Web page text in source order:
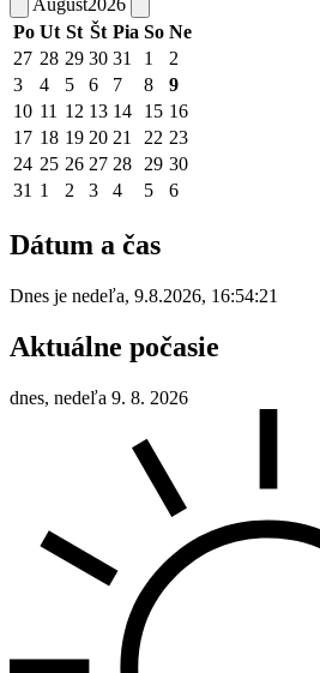
August2026
Po Ut St Št Pia So Ne
27 28 29 30 31 1
2
3
4 5 6 7 8
9
10 11 12 13 14 15 16
17 18 19 20 21 22 23
24 25 26 27 28 29 30
31 1 2 3 4 5 6
Dátum a čas
Dnes je nedeľa, 9.8.2026, 16:54:21
Aktuálne počasie
dnes, nedeľa 9. 8. 2026